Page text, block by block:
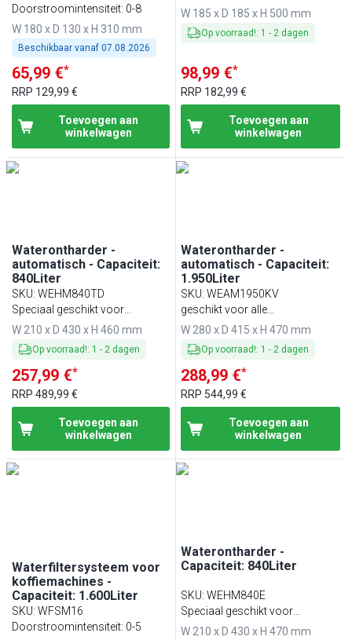
Doorstroomintensiteit: 0-8
W 180 x D 130 x H 310 mm
Beschikbaar vanaf 07.08.2026
65,99 €*
RRP 129,99 €
Toevoegen aan
winkelwagen
roestvrij staal
W 185 x D 185 x H 500 mm
Op voorraad!: 1 - 2 dagen
98,99 €*
RRP 182,99 €
Toevoegen aan
winkelwagen
Waterontharder -
automatisch - Capaciteit:
840Liter
SKU: WEHM840TD
Speciaal geschikt voor
koffiemachines
W 210 x D 430 x H 460 mm
Op voorraad!: 1 - 2 dagen
257,99 €*
RRP 489,99 €
Toevoegen aan
winkelwagen
Waterontharder -
automatisch - Capaciteit:
1.950Liter
SKU:WEAM1950KV
geschikt voor alle
cateringapparatuur
W 280 x D 415 x H 470 mm
Op voorraad!: 1 - 2 dagen
288,99 €*
RRP 544,99 €
Toevoegen aan
winkelwagen
Waterfiltersysteem voor
koffiemachines -
Capaciteit: 1.600Liter
SKU: WFSM16
Doorstroomintensiteit: 0-5
Waterontharder -
Capaciteit: 840Liter
SKU:WEHM840E
Speciaal geschikt voor
koffiemachines
W 210 x D 430 x H 470 mm